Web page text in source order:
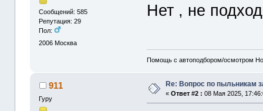
Сообщений: 585
Репутация: 29
Пол:
2006 Москва
Нет , не
Помощь с автоподбором/осмотром
911
Гуру
Re: Вопрос по пыльникам
«Ответ #2 : 08 Мая 2025,